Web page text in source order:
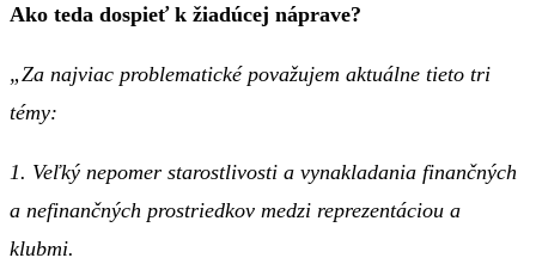
Ako teda dospieť k žiadúcej náprave?
„Za najviac problematické považujem aktuálne tieto tri
témy:
1. Veľký nepomer starostlivosti a vynakladania finančných
a nefinančných prostriedkov medzi reprezentáciou a
klubmi.